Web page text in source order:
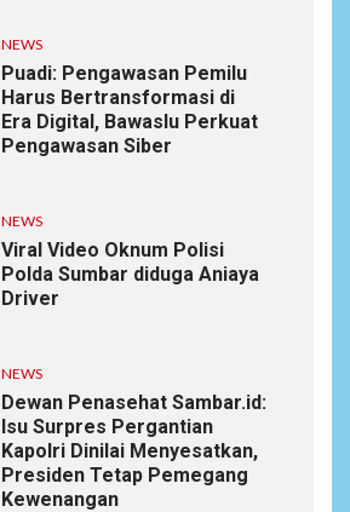
NEWS
Puadi: Pengawasan Pemilu
Harus Bertransformasi di
Era Digital, Bawaslu Perkuat
Pengawasan Siber
NEWS
Viral Video Oknum Polisi
Polda Sumbar diduga Aniaya
Driver
NEWS
Dewan Penasehat Sambar.id:
Isu Surpres Pergantian
Kapolri Dinilai Menyesatkan,
Presiden Tetap Pemegang
Kewenangan